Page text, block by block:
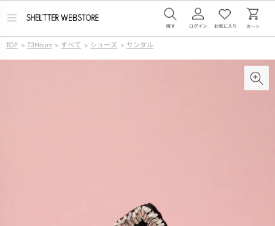
メ
ー
を
TOP > 73Hours > すべて > シューズ > サンダル